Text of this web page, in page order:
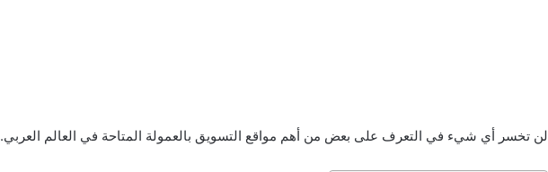
لن تخسر أي شيء في التعرف على بعض من أهم مواقع التسويق بالعمولة المتاحة في العالم العربي.